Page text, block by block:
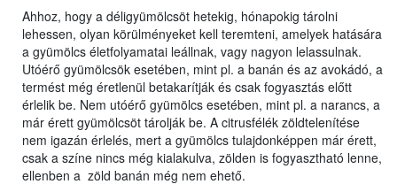
Ahhoz, hogy a déligyümölcsöt hetekig, hónapokig tárolni
lehessen, olyan körülményeket kell teremteni, amelyek hatására
a gyümölcs életfolyamatai leállnak, vagy nagyon lelassulnak.
Utóérő gyümölcsök esetében, mint pl. a banán és az avokádó, a
termést még éretlenül betakarítják és csak fogyasztás előtt
érlelik be. Nem utóérő gyümölcs esetében, mint pl. a narancs, a
már érett gyümölcsöt tárolják be. A citrusfélék zöldtelenítése
nem igazán érlelés, mert a gyümölcs tulajdonképpen már érett,
csak a színe nincs még kialakulva, zölden is fogyasztható lenne,
ellenben a zöld banán még nem ehető.